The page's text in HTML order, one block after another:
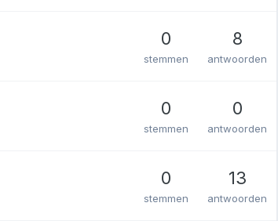
0
stemmen
8
antwoorden
0
stemmen
0
antwoorden
0
stemmen
13
antwoorden